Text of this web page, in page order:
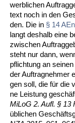
werb­li­chen
text noch in den
den. Die in § 14
langt des­halb ei­ne
zwi­schen
steht nur dann,
pflich­tung an
der Auf­trag­neh­mer
gen soll, die für die
ne Leis­tung
Mi­LoG 2. Aufl. § 13
übli­chen